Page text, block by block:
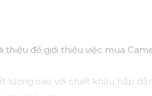
thiệu để giới thiệu việc mua
lượng cao với chiết khấu hấp